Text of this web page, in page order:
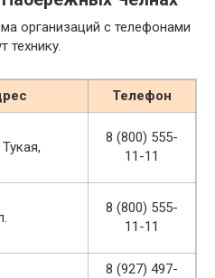
организаций с телефонами
технику.
Телефон
8 (800) 555-
11-11
8 (800) 555-
11-11
8 (927) 497-